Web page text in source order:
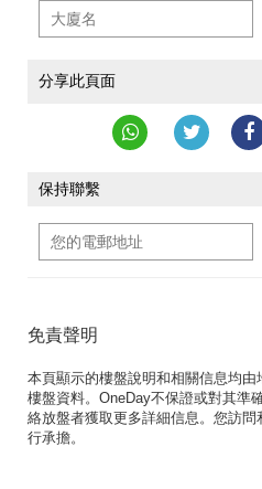
分享此頁面
保持聯繫
免責聲明
本頁顯示的樓盤說明和相關信息均
樓盤資料。OneDay不保證或對其準
絡放盤者獲取更多詳細信息。您訪
行承擔。